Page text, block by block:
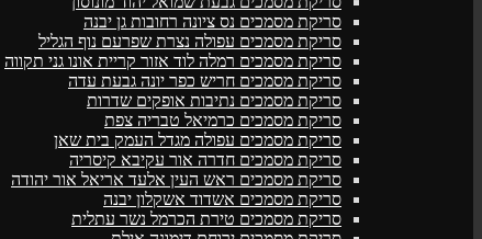
סריקת מסמכים נס ציונה רחובות גן יבנה
סריקת מסמכים עפולה נצרת שפרעם נוף הגליל
סריקת מסמכים רמלה לוד אזור קריית אונו גני תקווה
סריקת מסמכים חריש כפר יונה גבעת עדה
סריקת מסמכים נתיבות אופקים שדרות
סריקת מסמכים כרמיאל טבריה צפת
סריקת מסמכים עפולה מגדל העמק בית שאן
סריקת מסמכים חדרה אור עקיבא קיסריה
סריקת מסמכים ראש העין אלעד אריאל אור יהודה
סריקת מסמכים אשדוד אשקלון יבנה
סריקת מסמכים טירת הכרמל נשר עתלית